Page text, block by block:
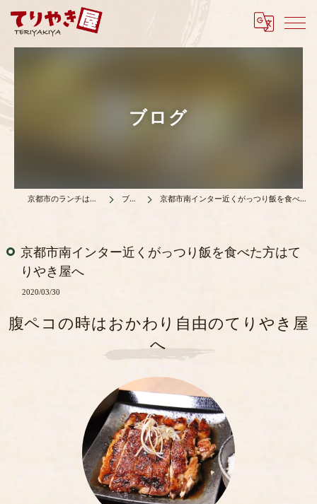
ブログ
京都市のランチはてりやき屋 ブログ 京都市南インター近くがっつり飯を食べた方はてりやき屋へ
京都市南インター近くがっつり飯を食べた方はて
りやき屋へ
2020/03/30
腹ペコの時はおかわり自由のてりやき屋
へ